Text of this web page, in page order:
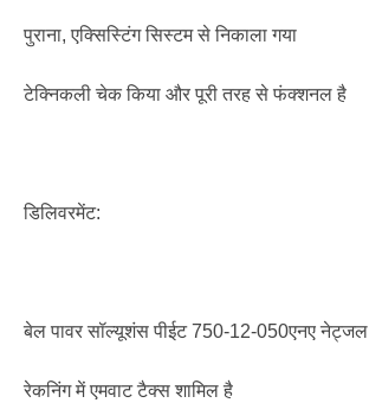
पुराना, एक्सिस्टिंग सिस्टम से निकाला गया
टेक्निकली चेक किया और पूरी तरह से फंक्शनल है
डिलिवरमेंट:
बेल पावर सॉल्यूशंस पीईट 750-12-050एनए नेट्जल
रेकनिंग में एमवाट टैक्स शामिल है